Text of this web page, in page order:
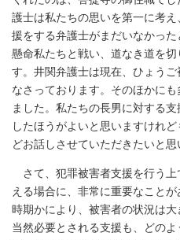
護士は私たちの思いを第一に考
援をする弁護士がまだいなかっ
懸命私たちと戦い、道なき道を
す。井関弁護士は現在、ひょう
なさっております。そのほかに
ました。私たちの長男に対する
したほうがよいと思いますけれ
どお話しさせていただきたいと思
さて、犯罪被害者支援を行う上
える場合に、非常に重要なこと
時期かにより、被害者の状況は大
当然必要とされる支援も、どの